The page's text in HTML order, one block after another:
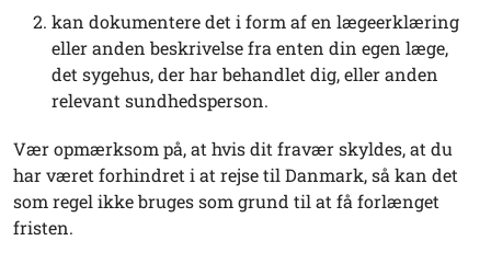
kan dokumentere det i form af en lægeerklæring
eller anden beskrivelse fra enten din egen læge,
det sygehus, der har behandlet dig, eller anden
relevant sundhedsperson.
Vær opmærksom på, at hvis dit fravær skyldes, at du
har været forhindret i at rejse til Danmark, så kan det
som regel ikke bruges som grund til at få forlænget
fristen.